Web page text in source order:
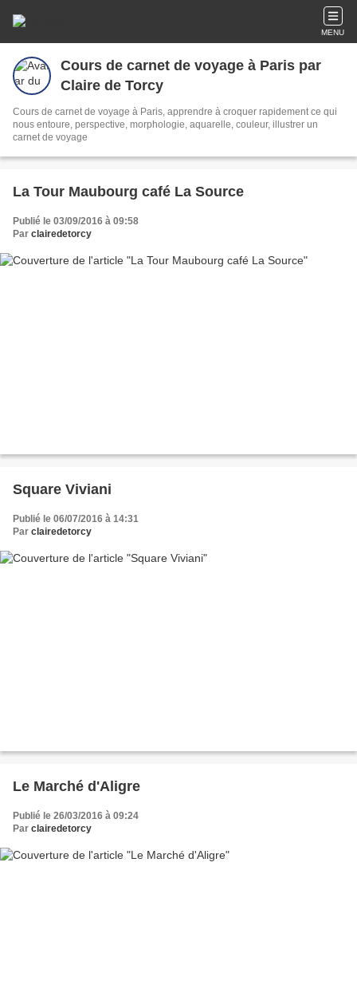
MENU
Cours de carnet de voyage à Paris par
Claire de Torcy
Cours de carnet de voyage à Paris, apprendre à croquer rapidement ce qui
nous entoure, perspective, morphologie, aquarelle, couleur, illustrer un
carnet de voyage
La Tour Maubourg café La Source
Publié le 03/09/2016 à 09:58
Par clairedetorcy
Square Viviani
Publié le 06/07/2016 à 14:31
Par clairedetorcy
Le Marché d'Aligre
Publié le 26/03/2016 à 09:24
Par clairedetorcy